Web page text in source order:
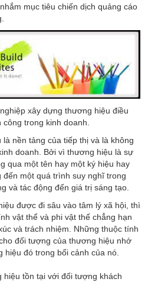
mục tiêu chiến dịch quảng cáo
xây dựng thương hiệu điều
công trong kinh doanh.
nền tảng của tiếp thị và là không
doanh. Bởi vì thương hiệu là sự
qua một tên hay một ký hiệu hay
một quá trình suy nghĩ trong
và tác động đến giá trị sáng tạo.
được đi sâu vào tâm lý xã hội, thì
vật thể và phi vật thế chẳng hạn
và trách nhiệm. Những thuộc tính
đối tượng của thương hiệu nhớ
hiệu đó trong bối cảnh của nó.
hiệu tồn tại với đối tượng khách